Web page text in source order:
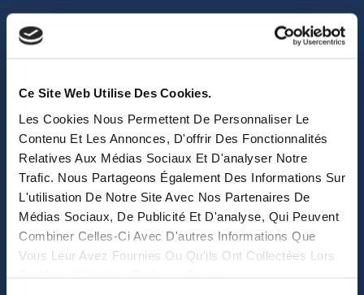
Ce Site Web Utilise Des Cookies.
Les Cookies Nous Permettent De Personnaliser Le
Contenu Et Les Annonces, D'offrir Des Fonctionnalités
Relatives Aux Médias Sociaux Et D'analyser Notre
Trafic. Nous Partageons Également Des Informations Sur
L'utilisation De Notre Site Avec Nos Partenaires De
Médias Sociaux, De Publicité Et D'analyse, Qui Peuvent
Combiner Celles-Ci Avec D'autres Informations Que
Vous Leur Avez Fournies Ou Qu'ils Ont Collectées Lors
sales@eastwise.net
(+852) 3621 0156
308 Des Voeux Rd Central – Unit 2607, 26/F
308, Des Voeux Road, Hong Kong
eastwise